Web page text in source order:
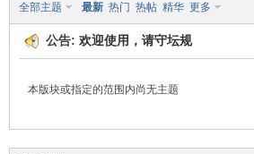
际
全部主题 最新 热门 热帖 精华 更多
公告: 欢迎使用，请守坛规
本版块或指定的范围内尚无主题